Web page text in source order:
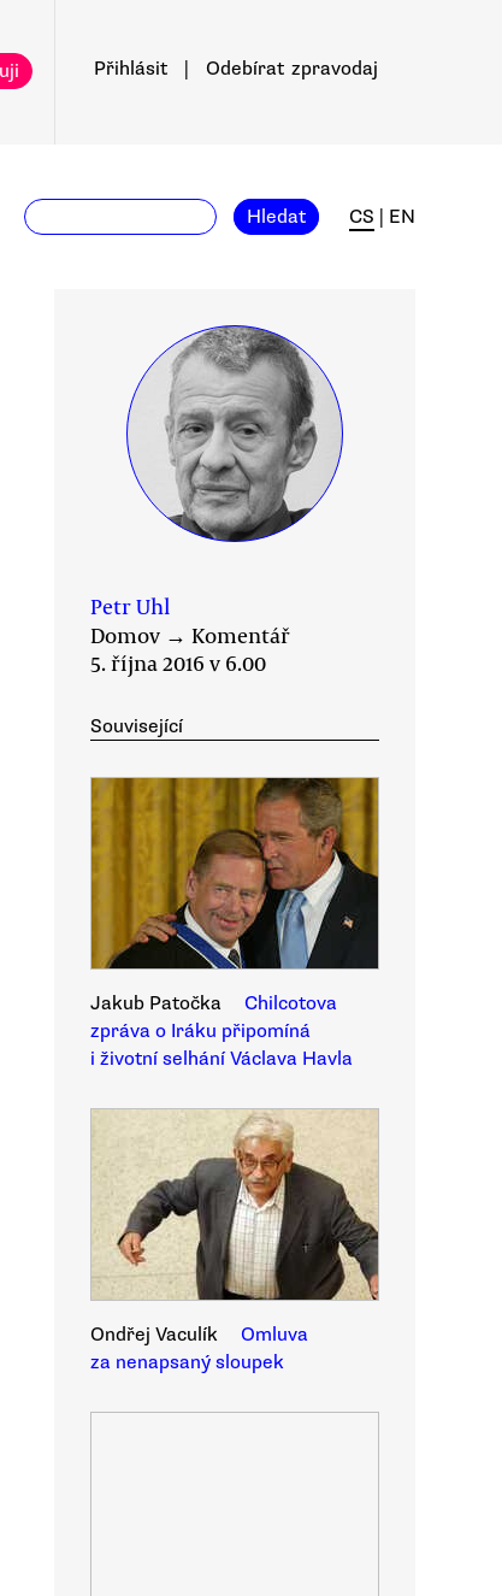
Přihlásit Odebírat zpravodaj
Hledat CS EN
Petr Uhl
Domov → Komentář
5. října 2016 v 6.00
Související
Jakub Patočka
Chilcotova
zpráva o Iráku připomíná
i životní selhání Václava Havla
Ondřej Vaculík
Omluva
za nenapsaný sloupek